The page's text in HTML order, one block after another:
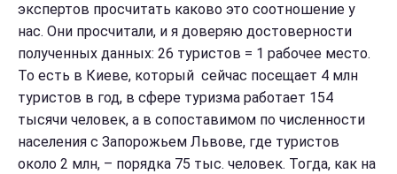
экспертов просчитать каково это соотношение у
нас. Они просчитали, и я доверяю достоверности
полученных данных: 26 туристов = 1 рабочее место.
То есть в Киеве, который сейчас посещает 4 млн
туристов в год, в сфере туризма работает 154
тысячи человек, а в сопоставимом по численности
населения с Запорожьем Львове, где туристов
около 2 млн, – порядка 75 тыс. человек. Тогда, как на